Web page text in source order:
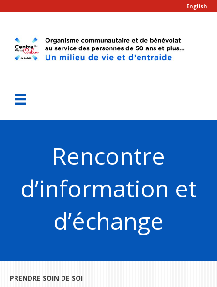
English
Rencontre
d’information et
d’échange
PRENDRE SOIN DE SOI